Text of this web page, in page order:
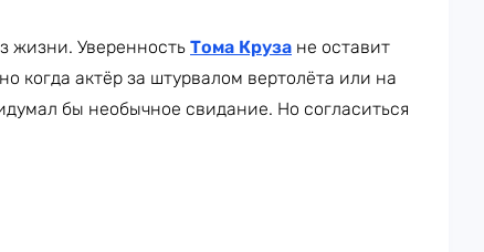
жизни. Уверенность Тома Круза не оставит
когда актёр за штурвалом вертолёта или на
бы необычное свидание. Но согласиться